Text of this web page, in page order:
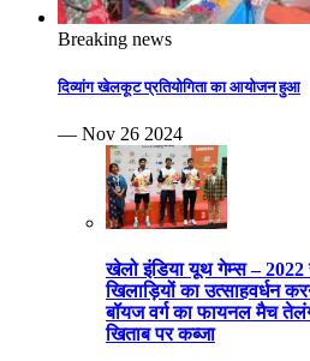
Breaking news
दिव्यांग खेलकूट प्रतियोगिता का आयोजन हुआ
— Nov 26 2024
खेलो इंडिया यूथ गेम्स –
खिलाड़ियों का उत्साहवर्धन
बॉयज वर्ग का फायनल मैच
खिताब पर कब्जा